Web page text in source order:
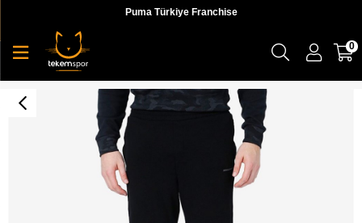
Puma Türkiye Franchise
0